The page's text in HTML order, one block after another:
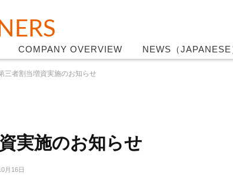
COMPANY OVERVIEW NEWS（JAPANESE
三者割当増資実施のお知らせ
実施のお知らせ
月16日